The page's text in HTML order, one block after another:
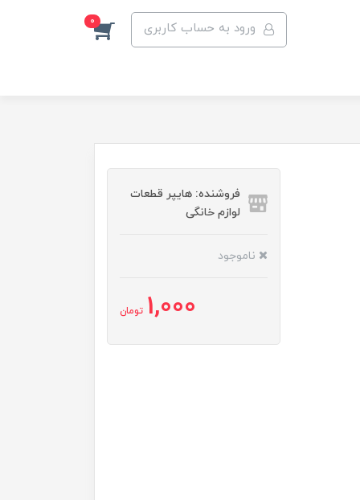
ورود به حساب کاربری 0
فروشنده: هایپر قطعات
لوازم خانگی
ناموجود
1,000 تومان